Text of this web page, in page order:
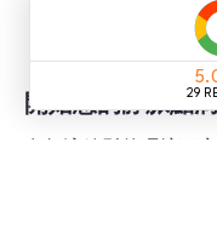
開始您的靜脈點
在舒適放鬆的環境下